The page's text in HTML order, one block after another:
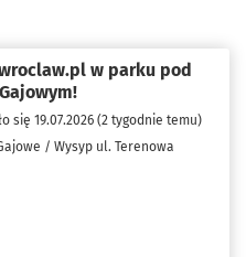
w parku pod
się 19.07.2026 (2 tygodnie temu)
/ Wysyp ul. Terenowa